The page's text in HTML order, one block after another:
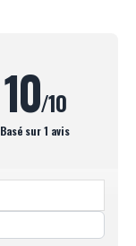
10/10
Basé sur 1 avis